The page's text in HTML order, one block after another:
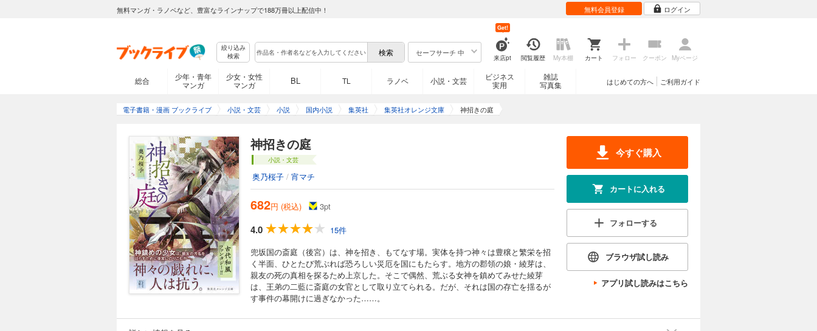
無料マンガ・ラノベなど、豊富なラインナップで188万冊以上配信中！ 無料会員登録 ログイン
絞り込み
検索
セーフサーチ 中
来店pt
Get!
閲覧履歴 My本棚 カート フォロー クーポン Myページ
総合
少年・青年
マンガ
少女・女性
マンガ
BL TL ラノベ 小説・文芸
ビジネス
実用
雑誌
写真集
ご利用ガイド
はじめての方へ
電子書籍・漫画 ブックライブ 小説・文芸 小説 国内小説 集英社 集英社オレンジ文庫 神招きの庭
神招きの庭
小説・文芸
奥乃桜子 / 宵マチ
682円 (税込) 3pt
4.0
15件
兜坂国の斎庭（後宮）は、神を招き、もてなす場。実体を持つ神々は豊穣と繁栄を招
く半面、ひとたび荒ぶれば恐ろしい災厄を国にもたらす。地方の郡領の娘・綾芽は、
親友の死の真相を探るため上京した。そこで偶然、荒ぶる女神を鎮めてみせた綾芽
は、王弟の二藍に斎庭の女官として取り立てられる。だが、それは国の存亡を揺るが
す事件の幕開けに過ぎなかった……。
今すぐ購入
カートに入れる
フォローする
ブラウザ試し読み
アプリ試し読みはこちら